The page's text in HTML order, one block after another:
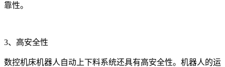
靠性。
3、高安全性
数控机床机器人自动上下料系统还具有高安全性。机器人的运